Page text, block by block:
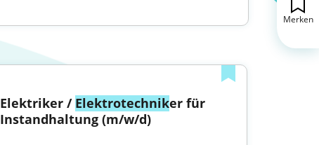
Elektriker / Elektrotechniker für
Instandhaltung (m/w/d)
Merken